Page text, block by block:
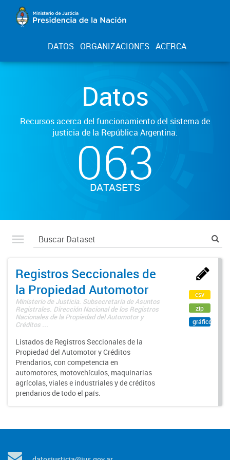
DATOS ORGANIZACIONES ACERCA
Datos
Recursos acerca del funcionamiento del sistema de
justicia de la República Argentina.
063
DATASETS
Registros Seccionales de
la Propiedad Automotor
Ministerio de Justicia. Subsecretaría de Asuntos
Registrales. Dirección Nacional de los Registros
Nacionales de la Propiedad del Automotor y
Créditos ...
Listados de Registros Seccionales de la
Propiedad del Automotor y Créditos
Prendarios, con competencia en
automotores, motovehículos, maquinarias
agrícolas, viales e industriales y de créditos
prendarios de todo el país.
csv
zip
gráfico